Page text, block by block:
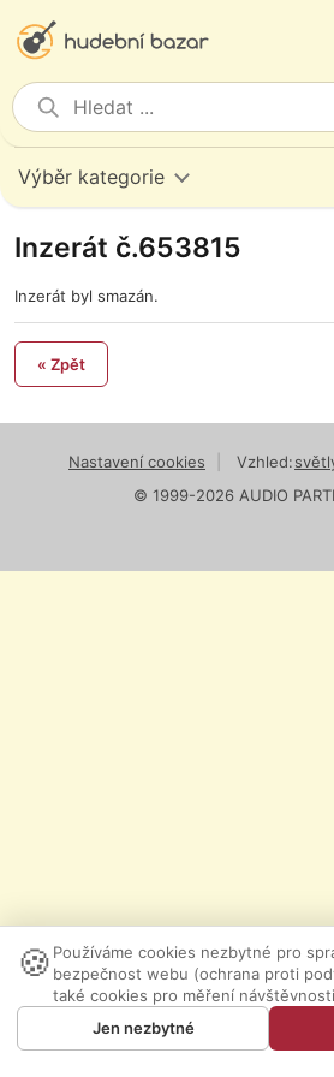
Výběr kategorie
Inzerát č.653815
Inzerát byl smazán.
« Zpět
Nastavení cookies Vzhled:
© 1999-2026 AUDIO
🍪 Používáme cookies nezbytné pro
bezpečnost webu (ochrana proti
také cookies pro měření
Jen nezbytné